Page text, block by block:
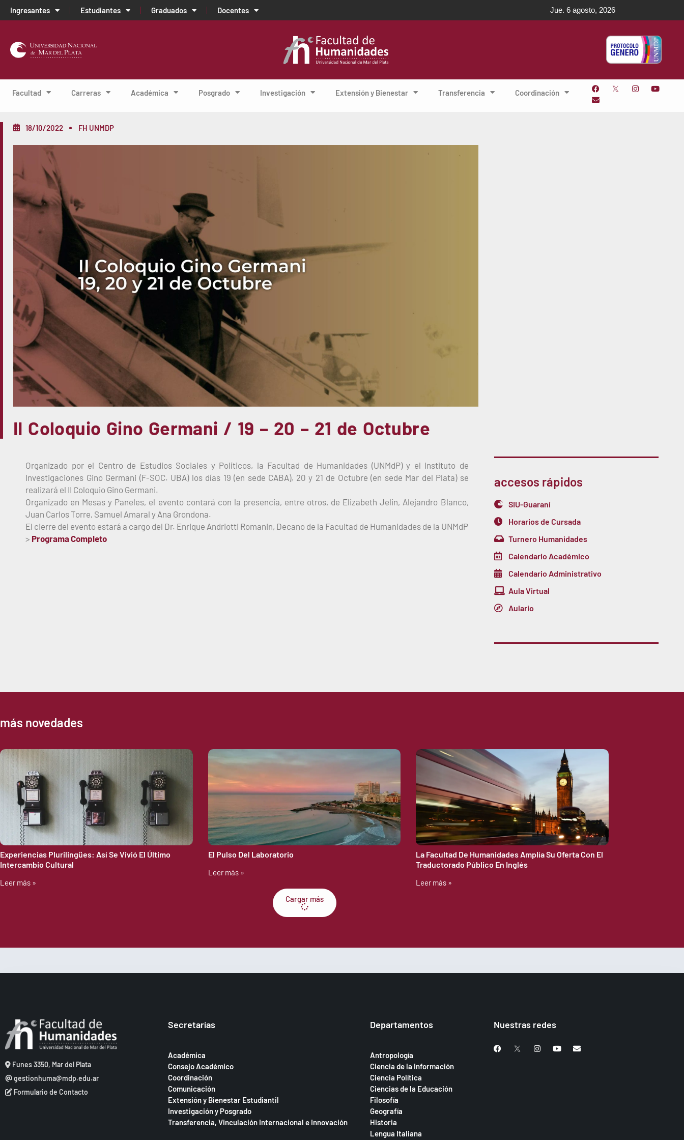
Ingresantes Estudiantes Graduados Docentes Jue. 6 agosto, 2026
Facultad Carreras Académica Posgrado Investigación Extensión y Bienestar Transferencia Coordinación
18/10/2022 FH UNMDP
II Coloquio Gino Germani / 19 – 20 – 21 de Octubre
Organizado por el Centro de Estudios Sociales y Políticos, la Facultad de Humanidades (UNMdP) y el Instituto de
Investigaciones Gino Germani (F-SOC. UBA) los días 19 (en sede CABA), 20 y 21 de Octubre (en sede Mar del Plata) se
realizará el II Coloquio Gino Germani.
Organizado en Mesas y Paneles, el evento contará con la presencia, entre otros, de Elizabeth Jelin, Alejandro Blanco,
Juan Carlos Torre, Samuel Amaral y Ana Grondona.
El cierre del evento estará a cargo del Dr. Enrique Andriotti Romanin, Decano de la Facultad de Humanidades de la UNMdP
> Programa Completo
accesos rápidos
SIU-Guaraní
Horarios de Cursada
Turnero Humanidades
Calendario Académico
Calendario Administrativo
Aula Virtual
Aulario
más novedades
Experiencias Plurilingües: Así Se Vivió El Último
Intercambio Cultural
Leer más »
El Pulso Del Laboratorio
Leer más »
La Facultad De Humanidades Amplía Su Oferta Con El
Traductorado Público En Inglés
Leer más »
Cargar más
Funes 3350, Mar del Plata
gestionhuma@mdp.edu.ar
Formulario de Contacto
Secretarías
Académica
Consejo Académico
Coordinación
Comunicación
Extensión y Bienestar Estudiantil
Investigación y Posgrado
Transferencia, Vinculación Internacional e Innovación
Departamentos
Antropología
Ciencia de la Información
Ciencia Política
Ciencias de la Educación
Filosofía
Geografía
Historia
Lengua Italiana
Nuestras redes